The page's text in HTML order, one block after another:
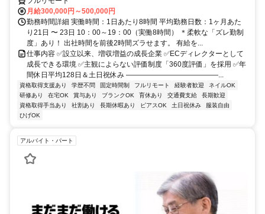
月給300,000円～500,000円
勤務時間詳細 実働時間：1日あたり8時間 平均勤務日数：1ヶ月あた
り21日 〜 23日 10：00～19：00（実働8時間） ＊柔軟な「ズレ勤制
度」あり！ 出社時間を前後2時間ズラせます。 有給を...
仕事内容 ✅設立以来、増収増益の成長企業 ✅ECディレクターとして
成長できる環境 ✅主観によらない評価制度「360度評価」を採用 ✅年
間休日平均128日＆土日祝休み ―――――――――――――...
資格取得支援あり 学歴不問 固定時間制 フルリモート 経験者歓迎
ネイルOK
研修あり
在宅OK 賞与あり ブランクOK 育休あり 交通費支給
長期歓迎
資格取得手当あり
社割あり 長期休暇あり ピアスOK 土日祝休み
服装自由
ひげOK
アルバイト・パート